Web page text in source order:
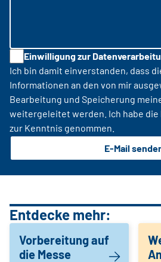
Einwilligung zur
Ich bin damit einverstanden, dass
Informationen an den von mir
Bearbeitung und Speicherung
weitergeleitet werden. Ich habe die
zur Kenntnis genommen.
E-Mail
Entdecke mehr:
Vorbereitung auf
die Messe